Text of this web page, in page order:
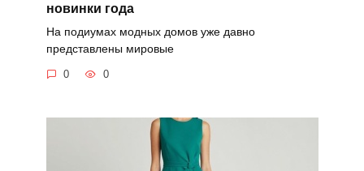
новинки года
На подиумах модных домов уже давно
представлены мировые
0 0